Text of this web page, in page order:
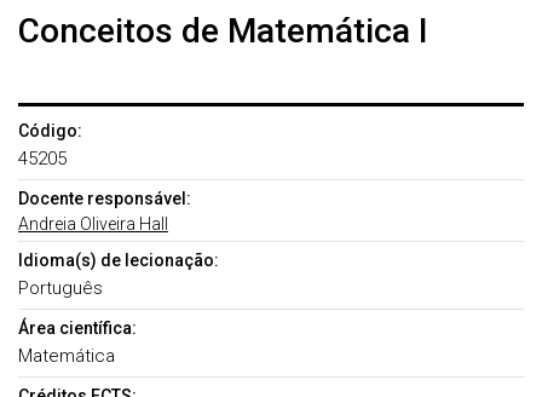
Conceitos de Matemática I
Código:
45205
Docente responsável:
Andreia Oliveira Hall
Idioma(s) de lecionação:
Português
Área científica:
Matemática